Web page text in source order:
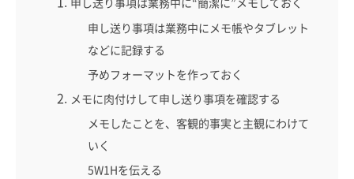
申し送り事項は業務中にメモ帳やタブレット
などに記録する
予めフォーマットを作っておく
メモに肉付けして申し送り事項を確認する
メモしたことを、客観的事実と主観にわけて
いく
5W1Hを伝える